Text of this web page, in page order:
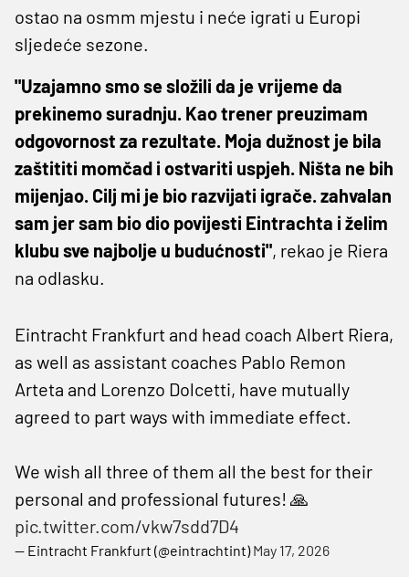
ostao na osmm mjestu i neće igrati u Europi
sljedeće sezone.
"Uzajamno smo se složili da je vrijeme da
prekinemo suradnju. Kao trener preuzimam
odgovornost za rezultate. Moja dužnost je bila
zaštititi momčad i ostvariti uspjeh. Ništa ne bih
mijenjao. Cilj mi je bio razvijati igrače. zahvalan
sam jer sam bio dio povijesti Eintrachta i želim
klubu sve najbolje u budućnosti", rekao je Riera
na odlasku.
Eintracht Frankfurt and head coach Albert Riera,
as well as assistant coaches Pablo Remon
Arteta and Lorenzo Dolcetti, have mutually
agreed to part ways with immediate effect.
We wish all three of them all the best for their
personal and professional futures! 🙏
pic.twitter.com/vkw7sdd7D4
— Eintracht Frankfurt (@eintrachtint)May 17, 2026